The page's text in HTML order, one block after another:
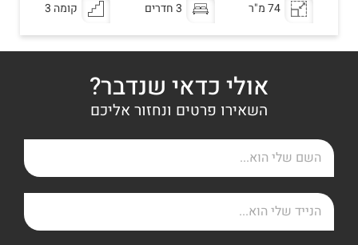
74 מ"ר 3 חדרים קומה 3
אולי כדאי שנדבר?
השאירו פרטים ונחזור אליכם